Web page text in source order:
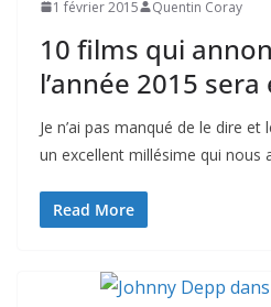
1 février 2015 Quentin Coray
10 films qui
l’année 2015
Je n’ai pas manqué de le dire
un excellent millésime qui nous
Read More